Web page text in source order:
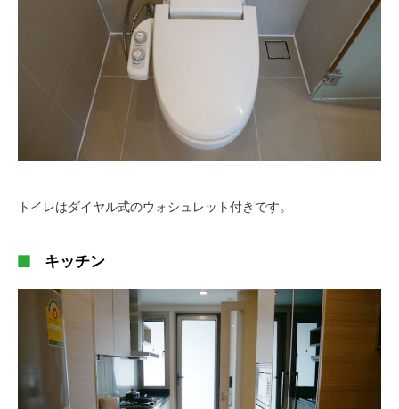
トイレはダイヤル式のウォシュレット付きです。
キッチン